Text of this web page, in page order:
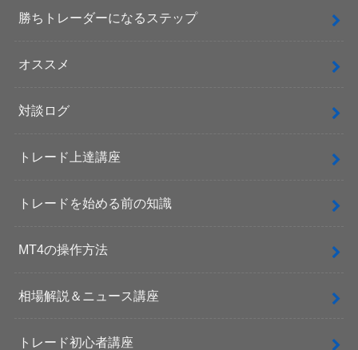
勝ちトレーダーになるステップ
オススメ
対談ログ
トレード上達講座
トレードを始める前の知識
MT4の操作方法
相場解説＆ニュース講座
トレード初心者講座